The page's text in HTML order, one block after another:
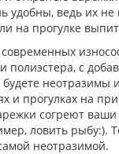
удобны, ведь их
на прогулке
полиэстера, с
неотразимы
и прогулках на
согреют ваши
ловить рыбу:).
неотразимой.